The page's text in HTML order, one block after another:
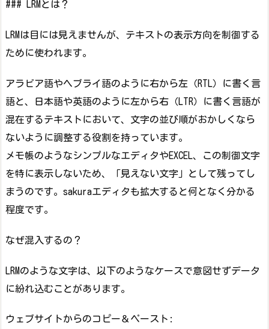
### LRMとは？
LRMは目には見えませんが、テキストの表示方向を制御する
ために使われます。
アラビア語やヘブライ語のように右から左（RTL）に書く言
語と、日本語や英語のように左から右（LTR）に書く言語が
混在するテキストにおいて、文字の並び順がおかしくなら
ないように調整する役割を持っています。
メモ帳のようなシンプルなエディタやEXCEL、この制御文字
を特に表示しないため、「見えない文字」として残ってし
まうのです。sakuraエディタも拡大すると何となく分かる
程度です。
なぜ混入するの？
LRMのような文字は、以下のようなケースで意図せずデータ
に紛れ込むことがあります。
ウェブサイトからのコピー＆ペースト: